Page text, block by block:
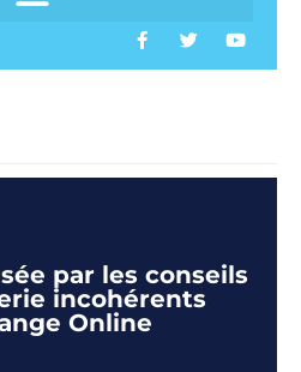
par les conseils
incohérents
Online